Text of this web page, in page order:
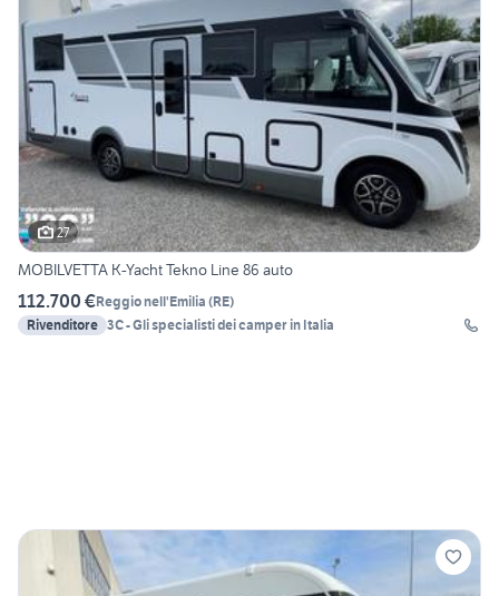
27
MOBILVETTA K-Yacht Tekno Line 86 auto
112.700 €Reggio nell'Emilia (RE)
Rivenditore 3C - Gli specialisti dei camper in Italia